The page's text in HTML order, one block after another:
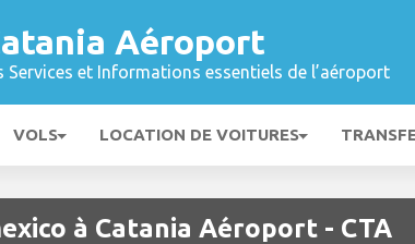
Aéroport
Services et Informations essentiels de l’aéroport
VOLS LOCATION DE VOITURES
à Catania Aéroport - CTA